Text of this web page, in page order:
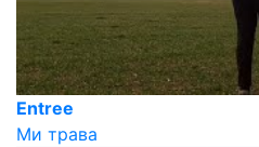
Entree
Ми трава